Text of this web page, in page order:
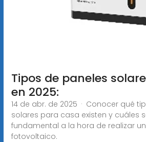
Tipos de paneles
en 2025:
14 de abr. de 2025 · Conocer qué
solares para casa existen y cuáles
fundamental a la hora de realizar
fotovoltaico.